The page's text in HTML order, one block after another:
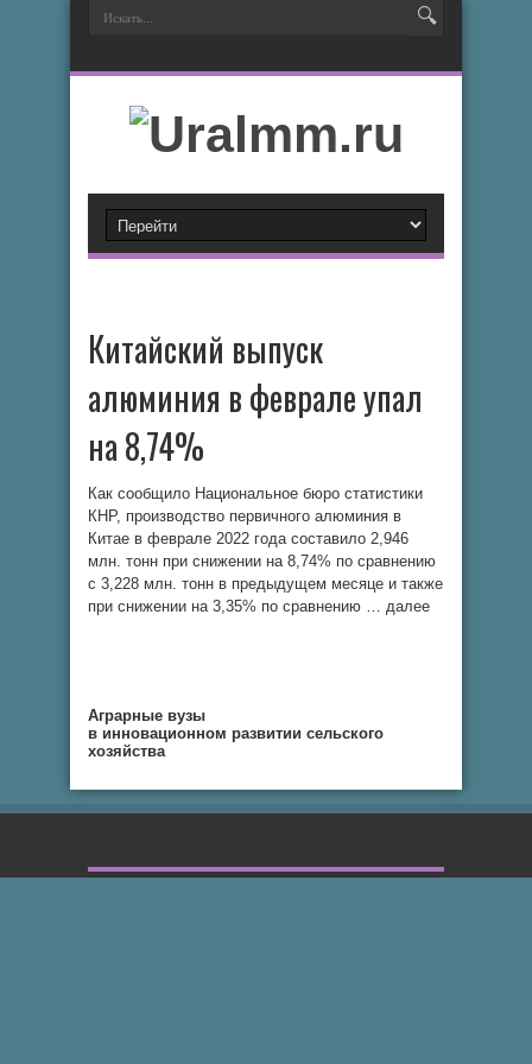
Китайский выпуск
алюминия в феврале упал
на 8,74%
Как сообщило Национальное бюро статистики
КНР, производство первичного алюминия в
Китае в феврале 2022 года составило 2,946
млн. тонн при снижении на 8,74% по сравнению
с 3,228 млн. тонн в предыдущем месяце и также
при снижении на 3,35% по сравнению … далее
Аграрные вузы
в инновационном развитии сельского
хозяйства